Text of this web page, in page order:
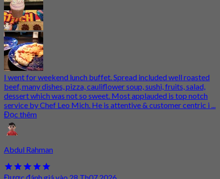
I went for weekend lunch buffet. Spread included well roasted
beef, many dishes, pizza, cauliflower soup, sushi, fruits, salad,
dessert which was not so sweet. Most applauded is top notch
service by Chef Leo Mich. He is attentive & customer centric i ...
Đọc thêm
Abdul Rahman